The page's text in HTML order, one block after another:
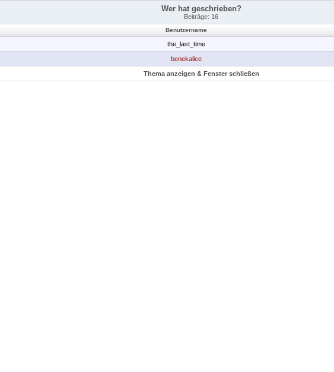
Wer hat geschrieben?
Beiträge: 16
Benutzername
the_last_time
benekalice
Thema anzeigen & Fenster schließen